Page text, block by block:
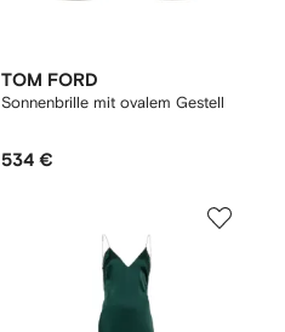
TOM FORD
Sonnenbrille mit ovalem Gestell
534 €